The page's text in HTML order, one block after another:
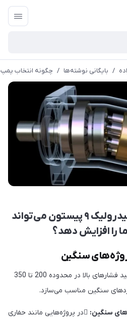
/ بایگانی نوشته‌ها / چگونه انتخاب پمپ هیدرولیک ۹ پیستون می‌تواند
چگونه انتخاب پمپ هیدرولیک ۹ پیستون می‌تواند
را افزایش دهد؟
پمپ‌های ۹ پیستون قادر به تولید فشارهای بالا در محدوده 200 تا 350
سنگین مناسب می‌سازد.
سنگین:
در پروژه‌هایی مانند حفاری